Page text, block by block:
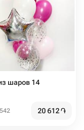
шаров 14
542 20 612֏